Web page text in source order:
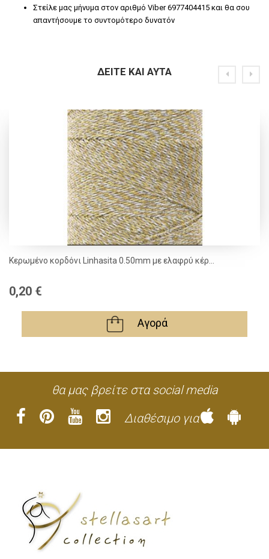
Στείλε μας μήνυμα στον αριθμό Viber 6977404415 και θα σου
απαντήσουμε το συντομότερο δυνατόν
ΔΕΊΤΕ ΚΑΙ ΑΥΤΆ
Κερωμένο κορδόνι Linhasita 0.50mm με ελαφρύ κέρ...
0,20 €
Αγορά
θα μας βρείτε στα social media
Διαθέσιμο για